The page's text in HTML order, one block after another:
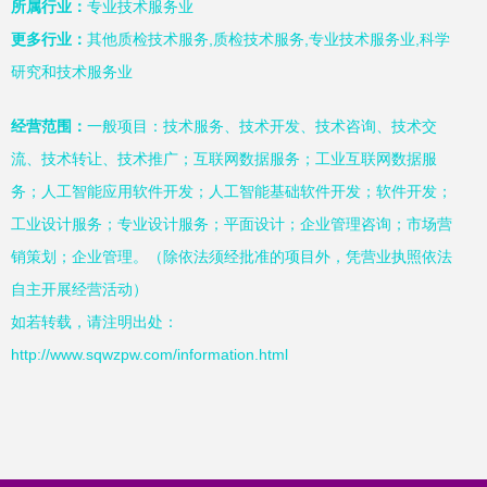
所属行业： 专业技术服务业
更多行业： 其他质检技术服务,质检技术服务,专业技术服务业,科学
研究和技术服务业
经营范围： 一般项目：技术服务、技术开发、技术咨询、技术交
流、技术转让、技术推广；互联网数据服务；工业互联网数据服
务；人工智能应用软件开发；人工智能基础软件开发；软件开发；
工业设计服务；专业设计服务；平面设计；企业管理咨询；市场营
销策划；企业管理。（除依法须经批准的项目外，凭营业执照依法
自主开展经营活动）
如若转载，请注明出处：
http://www.sqwzpw.com/information.html